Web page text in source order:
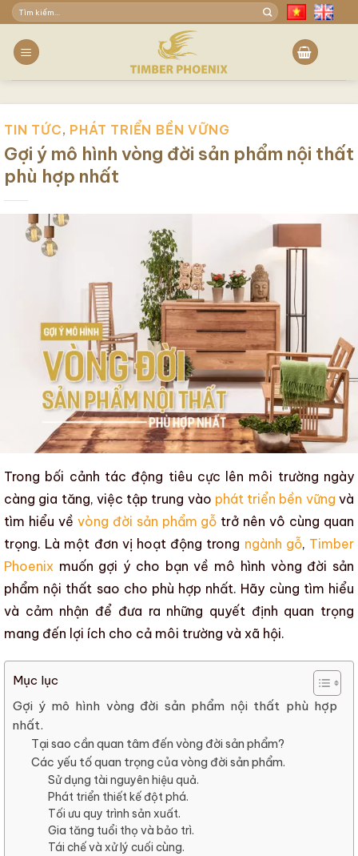
Skip
to
content
Tìm
TIN TỨC, PHÁT TRIỂN BỀN VỮNG
Gợi ý mô hình vòng đời sản phẩm nội thất
phù hợp nhất
Trong bối cảnh tác động tiêu cực lên môi trường ngày
càng gia tăng, việc tập trung vào phát triển bền vững và
tìm hiểu về vòng đời sản phẩm gỗ trở nên vô cùng quan
trọng. Là một đơn vị hoạt động trong ngành gỗ, Timber
Phoenix muốn gợi ý cho bạn về mô hình vòng đời sản
phẩm nội thất sao cho phù hợp nhất. Hãy cùng tìm hiểu
và cảm nhận để đưa ra những quyết định quan trọng
mang đến lợi ích cho cả môi trường và xã hội.
Mục lục
Gợi ý mô hình vòng đời sản phẩm nội thất phù hợp
nhất.
Tại sao cần quan tâm đến vòng đời sản phẩm?
Các yếu tố quan trọng của vòng đời sản phẩm.
Sử dụng tài nguyên hiệu quả.
Phát triển thiết kế đột phá.
Tối ưu quy trình sản xuất.
Gia tăng tuổi thọ và bảo trì.
Tái chế và xử lý cuối cùng.